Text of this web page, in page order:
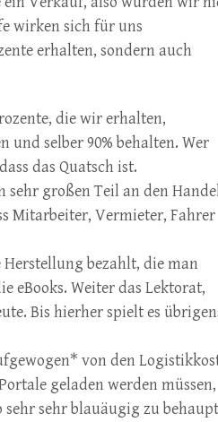
wirken sich für uns
erhalten, sondern auch
die wir erhalten,
und selber 90% behalten. Wer
das Quatsch ist.
sehr großen Teil an den
Mitarbeiter, Vermieter, Fahrer
Herstellung bezahlt, die man
eBooks. Weiter das Lektorat,
Bis hierher spielt es
von den
geladen werden müssen,
sehr sehr blauäugig zu